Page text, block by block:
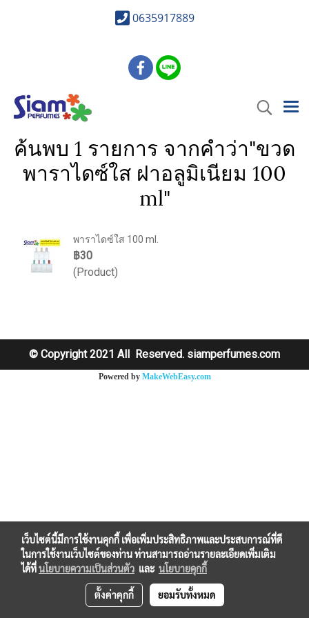
0635917889
ค้นพบ 1 รายการ จากคำว่า"ขวด
พาราไดซ์ใส ฝาอลูมิเนียม 100
ml"
พาราไดซ์ใส 100 ml.
฿30
(Product)
© Copyright 2021 All Reserved. siamperfumes.com
Powered by MakeWebEasy.com
เว็บไซต์นี้มีการใช้งานคุกกี้ เพื่อเพิ่มประสิทธิภาพและประสบการณ์ที่ดี
ในการใช้งานเว็บไซต์ของท่าน ท่านสามารถอ่านรายละเอียดเพิ่มเติม
ได้ที่นโยบายความเป็นส่วนตัว และ นโยบายคุกกี้
ตั้งค่าคุกกี้ ยอมรับทั้งหมด